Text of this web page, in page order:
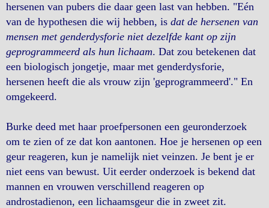
hersenen van pubers die daar geen last van hebben. "Eén
van de hypothesen die wij hebben, is dat de hersenen van
mensen met genderdysforie niet dezelfde kant op zijn
geprogrammeerd als hun lichaam. Dat zou betekenen dat
een biologisch jongetje, maar met genderdysforie,
hersenen heeft die als vrouw zijn 'geprogrammeerd'." En
omgekeerd.
Burke deed met haar proefpersonen een geuronderzoek
om te zien of ze dat kon aantonen. Hoe je hersenen op een
geur reageren, kun je namelijk niet veinzen. Je bent je er
niet eens van bewust. Uit eerder onderzoek is bekend dat
mannen en vrouwen verschillend reageren op
androstadienon, een lichaamsgeur die in zweet zit.